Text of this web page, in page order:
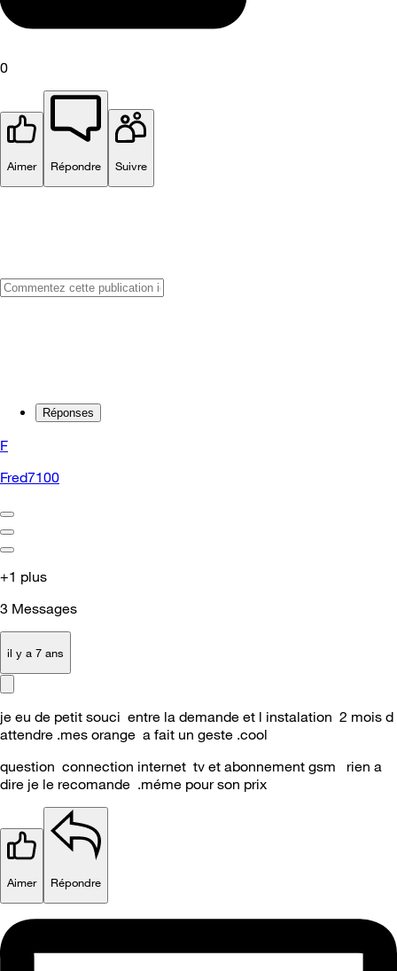
0
Aimer Répondre Suivre
Réponses
F
Fred7100
+1 plus
3 Messages
il y a 7 ans
je eu de petit souci entre la demande et l instalation 2 mois d
attendre .mes orange a fait un geste .cool
question connection internet tv et abonnement gsm rien a
dire je le recomande .méme pour son prix
Aimer Répondre